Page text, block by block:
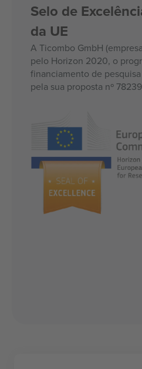
Selo de
da UE
A Ticombo GmbH
pelo Horizon 2020, o
financiamento de
pela sua proposta nº